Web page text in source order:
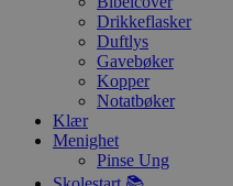
Drikkeflasker
Duftlys
Gavebøker
Kopper
Notatbøker
Klær
Menighet
Pinse Ung